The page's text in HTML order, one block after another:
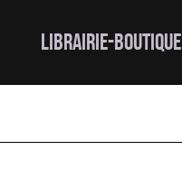
LIBRAIRIE-BOUTIQUE